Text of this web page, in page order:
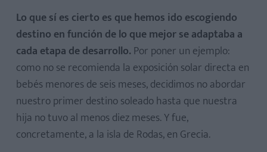
Lo que sí es cierto es que hemos ido escogiendo
destino en función de lo que mejor se adaptaba a
cada etapa de desarrollo. Por poner un ejemplo:
como no se recomienda la exposición solar directa en
bebés menores de seis meses, decidimos no abordar
nuestro primer destino soleado hasta que nuestra
hija no tuvo al menos diez meses. Y fue,
concretamente, a la isla de Rodas, en Grecia.